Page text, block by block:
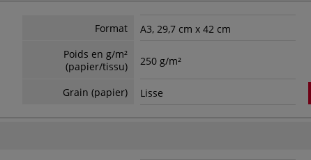
Format
A3, 29,7 cm x 42 cm
Poids en g/m²
(papier/tissu)
250 g/m²
Grain (papier) Lisse